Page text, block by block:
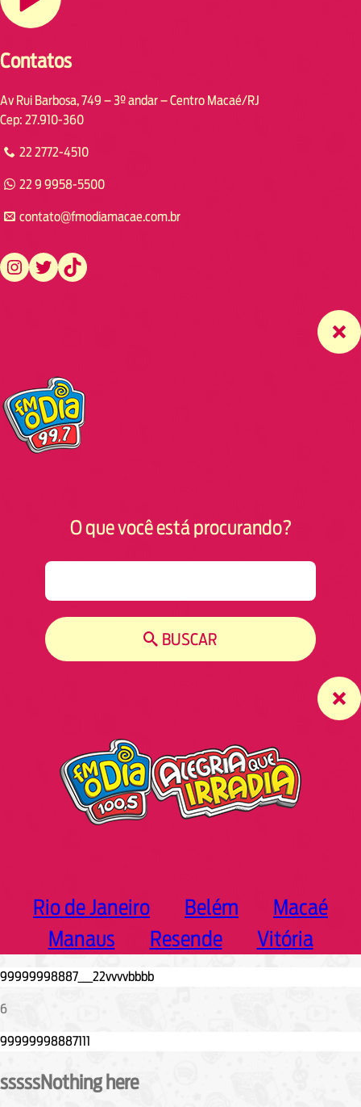
Contatos
Av Rui Barbosa, 749 – 3º andar – Centro Macaé/RJ
Cep: 27.910-360
22 2772-4510
22 9 9958-5500
contato@fmodiamacae.com.br
https://www.instagram.com/fmodia.macae/ https://twitter.com/fmodia.macae/ https://www.tiktok.com/@fmodia.macae
O que você está procurando?
BUSCAR
Rio de Janeiro Belém
Macaé
Manaus
Resende Vitória
6
sssssNothing here